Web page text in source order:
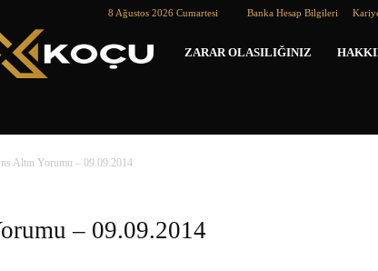
8 Ağustos 2026 Cumartesi Banka Hesap Bilgileri
Forex
ZARAR OLASILIĞINIZ
Altın Yorumu – 09.09.2014
– 09.09.2014